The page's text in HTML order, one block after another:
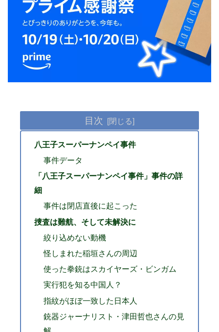
目次
八王子スーパーナンペイ事件
事件データ
「八王子スーパーナンペイ事件」事件の詳
細
事件は閉店直後に起こった
捜査は難航、そして未解決に
絞り込めない動機
怪しまれた稲垣さんの周辺
使った拳銃はスカイヤーズ・ビンガム
実行犯を知る中国人？
指紋がほぼ一致した日本人
銃器ジャーナリスト・津田哲也さんの見